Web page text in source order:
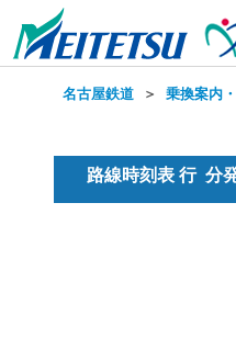
名古屋鉄道 ＞ 乗換案内
路線時刻表 行 分